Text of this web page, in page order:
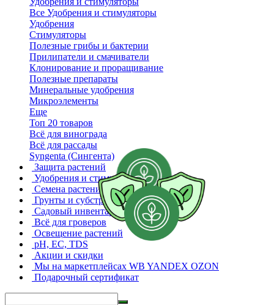
Все Удобрения и стимуляторы
Удобрения
Стимуляторы
Полезные грибы и бактерии
Прилипатели и смачиватели
Клонирование и проращивание
Полезные препараты
Минеральные удобрения
Микроэлементы
Еще
Топ 20 товаров
Всё для винограда
Всё для рассады
Syngenta (Сингента)
Защита растений
Удобрения и стимуляторы
Семена растений
Грунты и субстраты
Садовый инвентарь
Всё для гроверов
Освещение растений
pH, EC, TDS
Акции и скидки
Мы на маркетплейсах WB YANDEX OZON
Подарочный сертификат